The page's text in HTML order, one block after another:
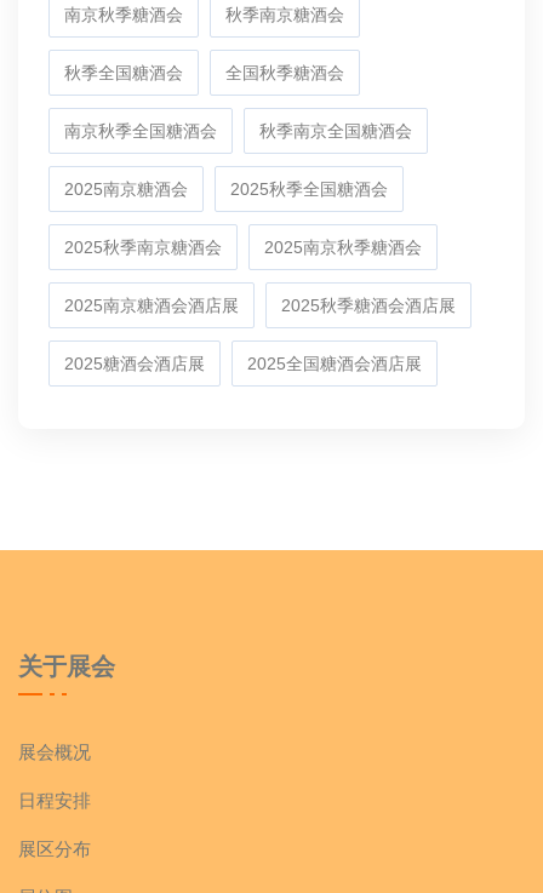
南京秋季糖酒会 秋季南京糖酒会
秋季全国糖酒会 全国秋季糖酒会
南京秋季全国糖酒会 秋季南京全国糖酒会
2025南京糖酒会 2025秋季全国糖酒会
2025秋季南京糖酒会 2025南京秋季糖酒会
2025南京糖酒会酒店展 2025秋季糖酒会酒店展
2025糖酒会酒店展 2025全国糖酒会酒店展
关于展会
展会概况
日程安排
展区分布